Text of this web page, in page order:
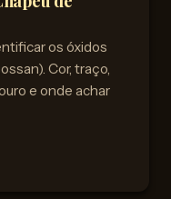
os óxidos
Cor, traço,
e onde achar